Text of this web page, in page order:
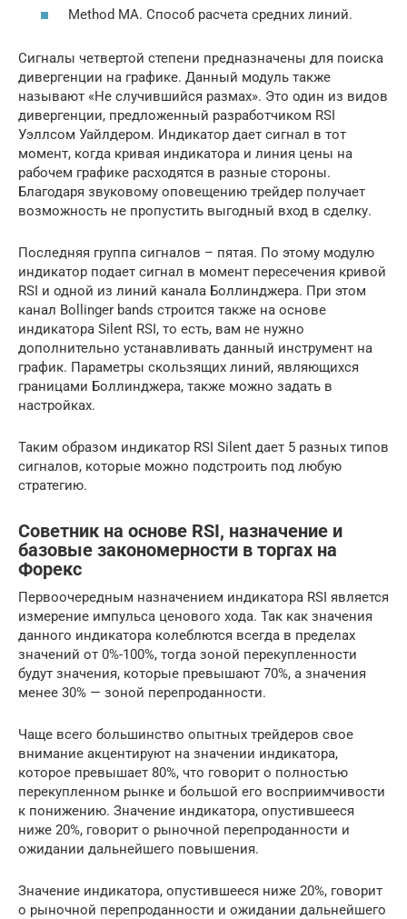
Method MA. Способ расчета средних линий.
Сигналы четвертой степени предназначены для поиска
дивергенции на графике. Данный модуль также
называют «Не случившийся размах». Это один из видов
дивергенции, предложенный разработчиком RSI
Уэллсом Уайлдером. Индикатор дает сигнал в тот
момент, когда кривая индикатора и линия цены на
рабочем графике расходятся в разные стороны.
Благодаря звуковому оповещению трейдер получает
возможность не пропустить выгодный вход в сделку.
Последняя группа сигналов – пятая. По этому модулю
индикатор подает сигнал в момент пересечения кривой
RSI и одной из линий канала Боллинджера. При этом
канал Bollinger bands строится также на основе
индикатора Silent RSI, то есть, вам не нужно
дополнительно устанавливать данный инструмент на
график. Параметры скользящих линий, являющихся
границами Боллинджера, также можно задать в
настройках.
Таким образом индикатор RSI Silent дает 5 разных типов
сигналов, которые можно подстроить под любую
стратегию.
Советник на основе RSI, назначение и
базовые закономерности в торгах на
Форекс
Первоочередным назначением индикатора RSI является
измерение импульса ценового хода. Так как значения
данного индикатора колеблются всегда в пределах
значений от 0%-100%, тогда зоной перекупленности
будут значения, которые превышают 70%, а значения
менее 30% — зоной перепроданности.
Чаще всего большинство опытных трейдеров свое
внимание акцентируют на значении индикатора,
которое превышает 80%, что говорит о полностью
перекупленном рынке и большой его восприимчивости
к понижению. Значение индикатора, опустившееся
ниже 20%, говорит о рыночной перепроданности и
ожидании дальнейшего повышения.
Значение индикатора, опустившееся ниже 20%, говорит
о рыночной перепроданности и ожидании дальнейшего